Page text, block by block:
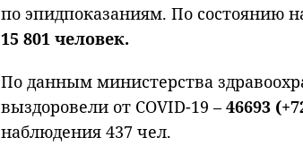
по эпидпоказаниям. По состоянию
15 801 человек.
По данным министерства
выздоровели от COVID-19 –46693
наблюдения 437 чел.